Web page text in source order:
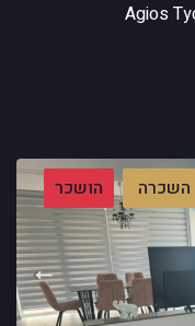
השכרה הושכר